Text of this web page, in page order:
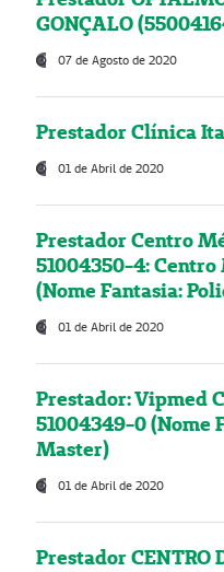
GONÇALO
07 de Agosto de 2020
Prestador Clínica
01 de Abril de 2020
Prestador Centro
51004350-4:
(Nome Fantasia:
01 de Abril de 2020
Prestador: Vipmed
51004349-0 (Nome
Master)
01 de Abril de 2020
Prestador CENTRO